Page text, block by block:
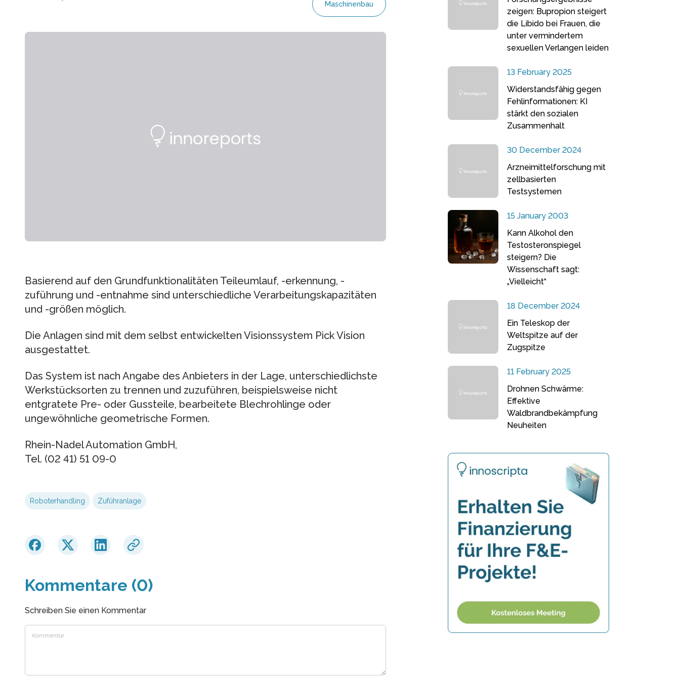
Maschinenbau
Basierend auf den Grundfunktionalitäten Teileumlauf, -erkennung, -
zuführung und -entnahme sind unterschiedliche Verarbeitungskapazitäten
und -größen möglich.
Die Anlagen sind mit dem selbst entwickelten Visionssystem Pick Vision
ausgestattet.
Das System ist nach Angabe des Anbieters in der Lage, unterschiedlichste
Werkstücksorten zu trennen und zuzuführen, beispielsweise nicht
entgratete Pre- oder Gussteile, bearbeitete Blechrohlinge oder
ungewöhnliche geometrische Formen.
Rhein-Nadel Automation GmbH,
Tel. (02 41) 51 09-0
Roboterhandling Zuführanlage
Kommentare (0)
Schreiben Sie einen Kommentar
zeigen: Bupropion steigert
die Libido bei Frauen, die
unter vermindertem
sexuellen Verlangen leiden
13 February 2025
Widerstandsfähig gegen
Fehlinformationen: KI
stärkt den sozialen
Zusammenhalt
30 December 2024
Arzneimittelforschung mit
zellbasierten
Testsystemen
15 January 2003
Kann Alkohol den
Testosteronspiegel
steigern? Die
Wissenschaft sagt:
„Vielleicht“
18 December 2024
Ein Teleskop der
Weltspitze auf der
Zugspitze
11 February 2025
Drohnen Schwärme:
Effektive
Waldbrandbekämpfung
Neuheiten